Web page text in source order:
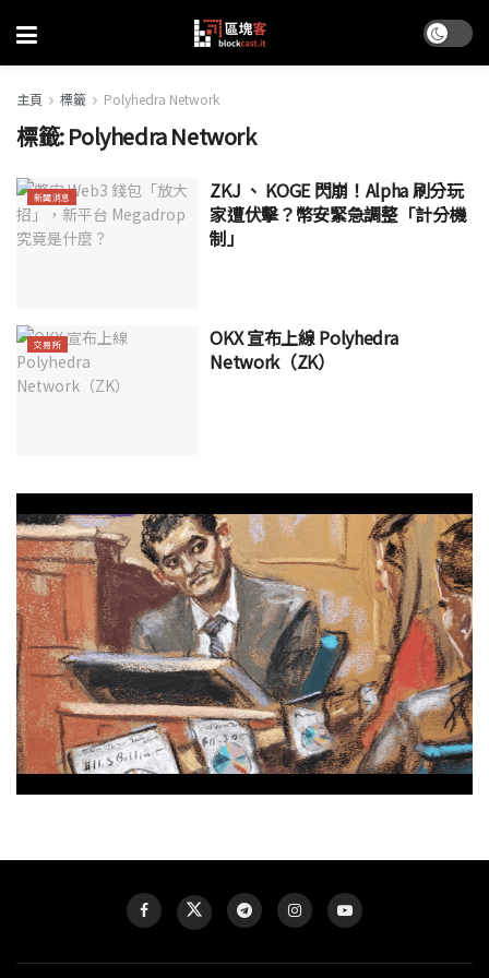
主頁 標籤 Polyhedra Network
標籤:Polyhedra Network
新聞消息
ZKJ 、 KOGE 閃崩！Alpha 刷分玩
家遭伏擊？幣安緊急調整「計分機
制」
交易所
OKX 宣布上線 Polyhedra
Network（ZK）